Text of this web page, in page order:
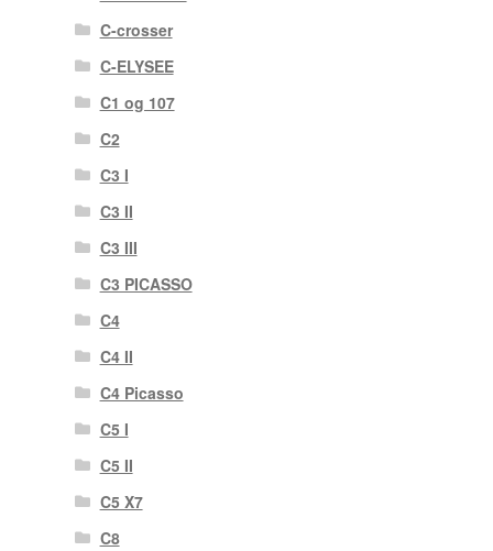
C-crosser
C-ELYSEE
C1 og 107
C2
C3 I
C3 II
C3 III
C3 PICASSO
C4
C4 II
C4 Picasso
C5 I
C5 II
C5 X7
C8